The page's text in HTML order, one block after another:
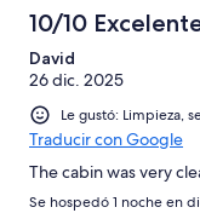
10/10
David
26 dic. 2025
Le gustó: Limpieza,
Traducir con Google
The cabin was very
Se hospedó 1 noche en